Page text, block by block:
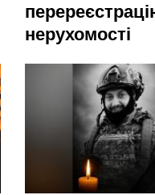
нерухомості